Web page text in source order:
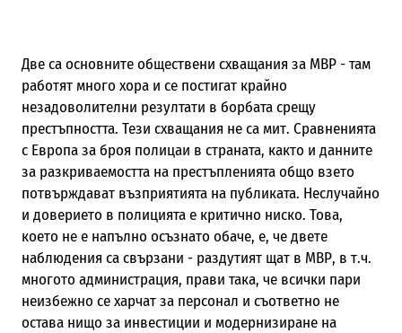
Две са основните обществени схващания за МВР - там
работят много хора и се постигат крайно
незадоволителни резултати в борбата срещу
престъпността. Тези схващания не са мит. Сравненията
с Европа за броя полицаи в страната, както и данните
за разкриваемостта на престъпленията общо взето
потвърждават възприятията на публиката. Неслучайно
и доверието в полицията е критично ниско. Това,
което не е напълно осъзнато обаче, е, че двете
наблюдения са свързани - раздутият щат в МВР, в т.ч.
многото администрация, прави така, че всички пари
неизбежно се харчат за персонал и съответно не
остава нищо за инвестиции и модернизиране на